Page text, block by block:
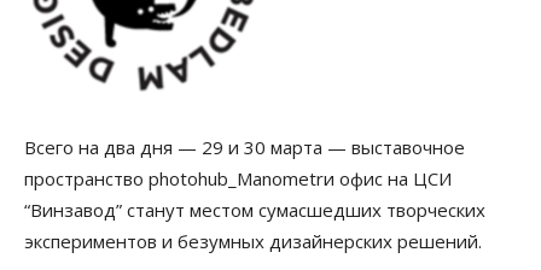
Всего на два дня — 29 и 30 марта — выставочное
пространство photohub_Manometrи офис на ЦСИ
“Винзавод” станут местом сумасшедших творческих
экспериментов и безумных дизайнерских решений.